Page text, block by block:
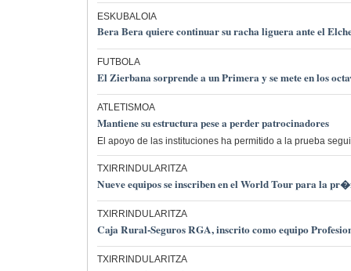
ESKUBALOIA
Bera Bera quiere continuar su racha liguera ante el
FUTBOLA
El Zierbana sorprende a un Primera y se mete en los
ATLETISMOA
Mantiene su estructura pese a perder patrocinadores
El apoyo de las instituciones ha permitido a la prueba
TXIRRINDULARITZA
Nueve equipos se inscriben en el World Tour para la
TXIRRINDULARITZA
Caja Rural-Seguros RGA, inscrito como equipo
TXIRRINDULARITZA